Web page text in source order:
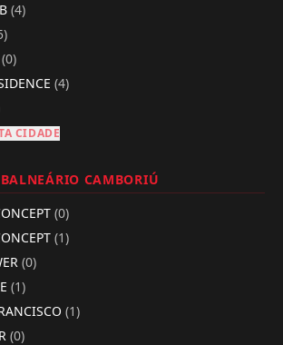
(4)
(0)
(4)
CIDADE
BALNEÁRIO CAMBORIÚ
(0)
(1)
(0)
(1)
(1)
(0)